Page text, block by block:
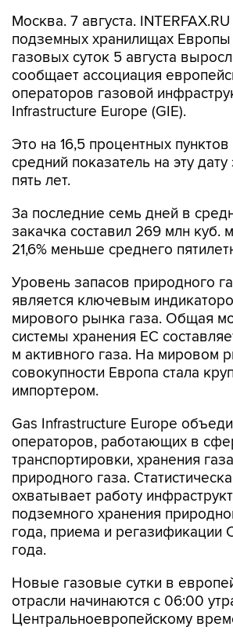
Москва. 7 августа.
подземных хранилищах Европы
газовых суток 5 августа
сообщает ассоциация
операторов газовой
Infrastructure Europe (GIE).
Это на 16,5 процентных
средний показатель на эту
пять лет.
За последние семь дней в
закачка составил 269 млн куб.
21,6% меньше среднего
Уровень запасов природного
является ключевым
мирового рынка газа. Общая
системы хранения ЕС
м активного газа. На мировом
совокупности Европа стала
импортером.
Gas Infrastructure Europe
операторов, работающих в
транспортировки, хранения
природного газа.
охватывает работу
подземного хранения
года, приема и регазификации
года.
Новые газовые сутки в
отрасли начинаются c 06:00
Центральноевропейскому